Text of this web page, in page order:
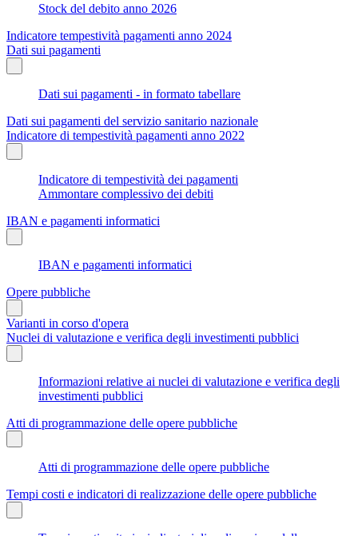
Stock del debito anno 2026
Indicatore tempestività pagamenti anno 2024
Dati sui pagamenti
Dati sui pagamenti - in formato tabellare
Dati sui pagamenti del servizio sanitario nazionale
Indicatore di tempestività pagamenti anno 2022
Indicatore di tempestività dei pagamenti
Ammontare complessivo dei debiti
IBAN e pagamenti informatici
IBAN e pagamenti informatici
Opere pubbliche
Varianti in corso d'opera
Nuclei di valutazione e verifica degli investimenti pubblici
Informazioni relative ai nuclei di valutazione e verifica degli
investimenti pubblici
Atti di programmazione delle opere pubbliche
Atti di programmazione delle opere pubbliche
Tempi costi e indicatori di realizzazione delle opere pubbliche